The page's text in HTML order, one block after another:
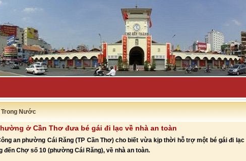
bố đẩy-
Nước
ở Cần Thơ đưa bé gái đi lạc về nhà an toàn
an phường Cái Răng (TP Cần Thơ) cho biết vừa kịp thời hỗ trợ một bé gái đi
đến Chợ số 10 (phường Cái Răng), về nhà an toàn.